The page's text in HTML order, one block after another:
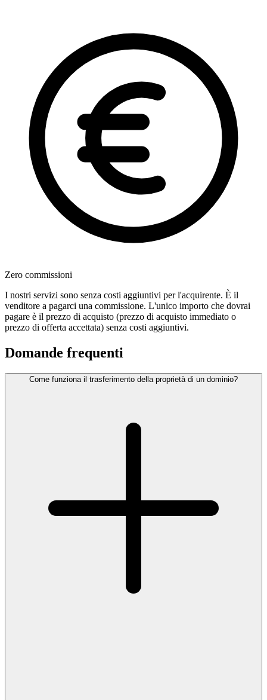
Zero commissioni
I nostri servizi sono senza costi aggiuntivi per l'acquirente. È il
venditore a pagarci una commissione. L'unico importo che dovrai
pagare è il prezzo di acquisto (prezzo di acquisto immediato o
prezzo di offerta accettata) senza costi aggiuntivi.
Domande frequenti
Come funziona il trasferimento della proprietà di un dominio?